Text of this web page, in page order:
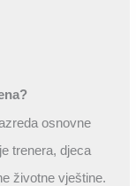
osnovne
trenera, djeca
životne vještine.